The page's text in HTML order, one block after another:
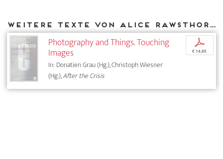
Weitere Texte von Alice Rawsthorn bei DIAPHANES
Photography and Things. Touching
Images
In: Donatien Grau (Hg.), Christoph Wiesner
(Hg.),After the Crisis
p
€ 14,95